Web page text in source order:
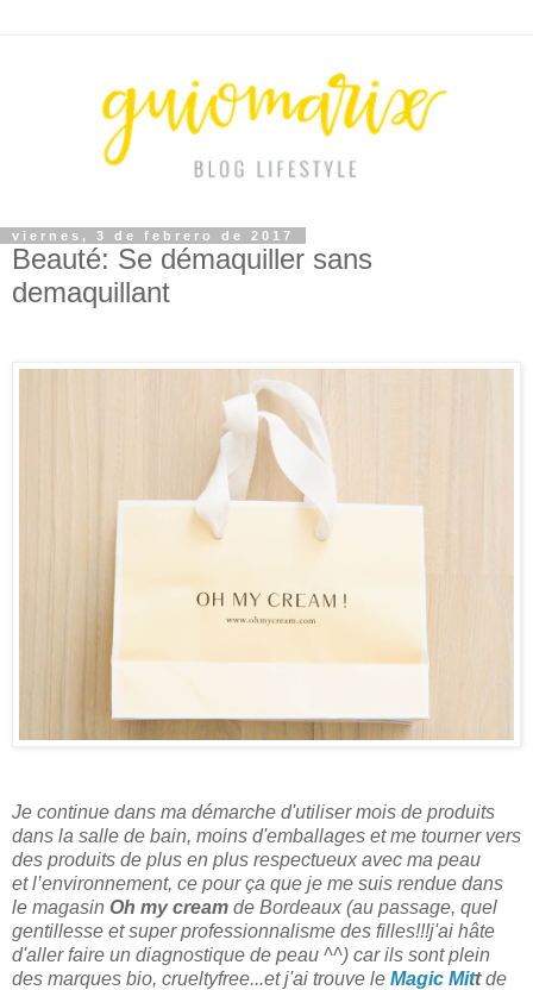
viernes, 3 de febrero de 2017
Beauté: Se démaquiller sans
demaquillant
Je continue dans ma démarche d'utiliser mois de produits
dans la salle de bain, moins d'emballages et me tourner vers
des produits de plus en plus respectueux avec ma peau
et l’environnement, ce pour ça que je me suis rendue dans
le magasin Oh my cream de Bordeaux (au passage, quel
gentillesse et super professionnalisme des filles!!!j'ai hâte
d'aller faire un diagnostique de peau ^^) car ils sont plein
des marques bio, crueltyfree...et j'ai trouve le Magic Mittde